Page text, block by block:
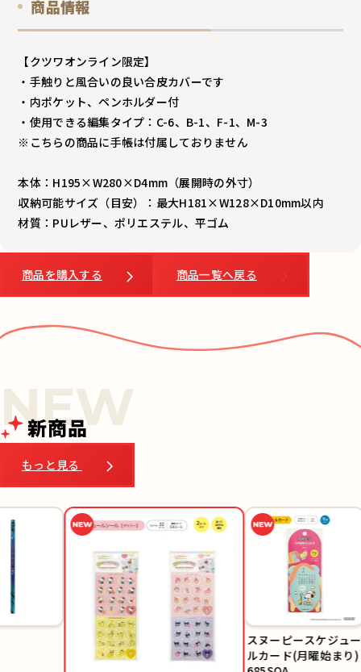
商品情報
【クツワオンライン限定】
・手触りと風合いの良い合皮カバーです
・内ポケット、ペンホルダー付
・使用できる編集タイプ：C-6、B-1、F-1、M-3
※こちらの商品に手帳は付属しておりません
本体：H195×W280×D4mm（展開時の外寸）
収納可能サイズ（目安）：最大H181×W128×D10mm以内
材質：PUレザー、ポリエステル、平ゴム
商品を購入する 商品一覧へ戻る
新商品
もっと見る
スヌーピースケジュー
ルカード(月曜始まり)
カラーイ
帳 スリム(